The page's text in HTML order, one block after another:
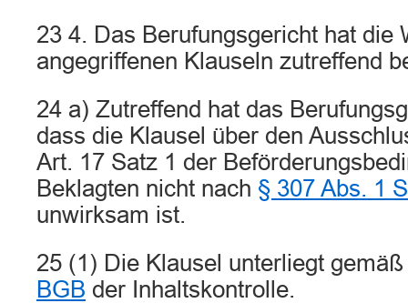
23 4. Das Berufungsgericht hat die
angegriffenen Klauseln zutreffend
24 a) Zutreffend hat das
dass die Klausel über den
Art. 17 Satz 1 der
Beklagten nicht nach § 307 Abs. 1
unwirksam ist.
25 (1) Die Klausel unterliegt
BGB der Inhaltskontrolle.